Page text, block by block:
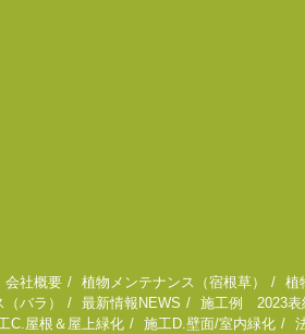
会社概要 植物メンテナンス（宿根草） 植
バラ） 最新情報NEWS 施工例 2023表
C.屋根＆屋上緑化 施工D.壁面/室内緑化